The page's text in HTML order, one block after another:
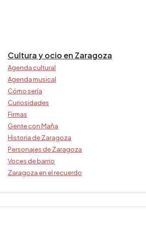
Cultura y ocio en Zaragoza
Agenda cultural
Agenda musical
Cómo sería
Curiosidades
Firmas
Gente con Maña
Historia de Zaragoza
Personajes de Zaragoza
Voces de barrio
Zaragoza en el recuerdo